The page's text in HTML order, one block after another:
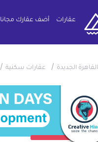
عقارات أضف عقارك مجانا
القاهرة الجديدة / عقارات سكنية /